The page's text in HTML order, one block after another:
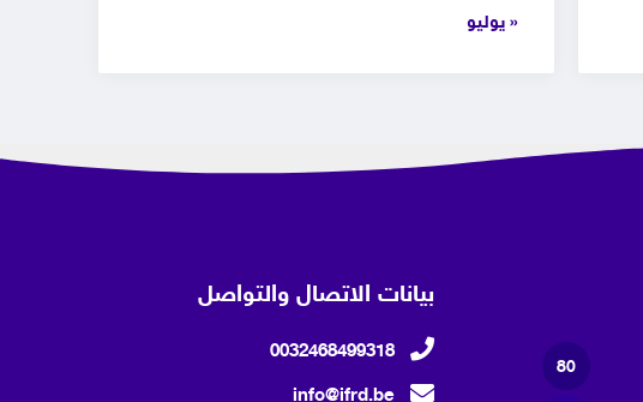
« يوليو
80
بيانات الاتصال والتواصل
0032468499318
info@ifrd.be